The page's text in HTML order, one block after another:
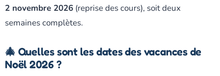
2 novembre 2026 (reprise des cours), soit deux
semaines complètes.
🎄 Quelles sont les dates des vacances de
Noël 2026 ?